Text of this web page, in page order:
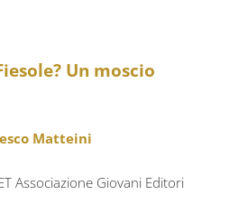
Un moscio
Matteini
Associazione Giovani Editori